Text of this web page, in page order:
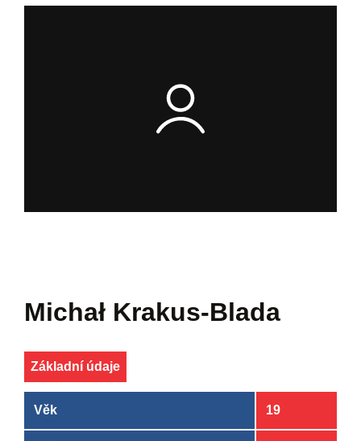
Michał Krakus-Blada
Základní údaje
Věk 19